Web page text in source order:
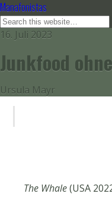
Manafonistas
16. Juli 2023
Junkfood
Ursula Mayr
The Whale(USA